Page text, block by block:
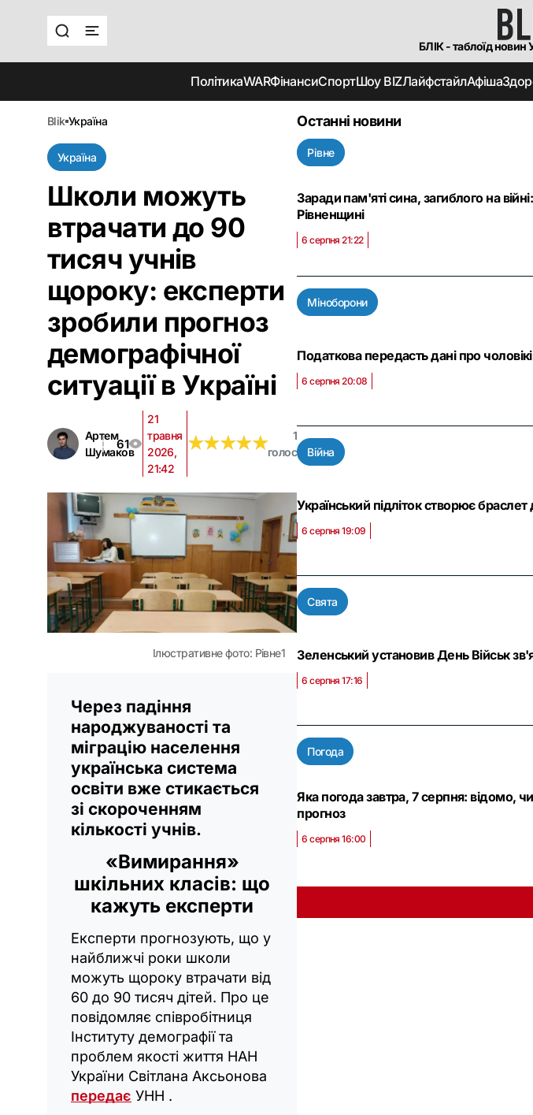
БЛІК - таблоїд новин
ПолітикаWARФінансиСпортШоу BIZЛайфстайлАфіша
blik україна
Україна
Школи можуть
втрачати до 90
тисяч учнів
щороку: експерти
зробили прогноз
демографічної
ситуації в Україні
Артем
Шумаков
61
21
травня
2026,
21:42
★★★★★
★★★★★
1
голос
Ілюстративне фото: Рівне1
Через падіння
народжуваності та
міграцію населення
українська система
освіти вже стикається
зі скороченням
кількості учнів.
«Вимирання»
шкільних класів: що
кажуть експерти
Експерти прогнозують, що у
найближчі роки школи
можуть щороку втрачати від
60 до 90 тисяч дітей. Про це
повідомляє співробітниця
Інституту демографії та
проблем якості життя НАН
України Світлана Аксьонова
передає УНН .
Останні новини
Рівне
Заради пам'яті сина, загиблого на
Рівненщині
6 серпня 21:22
Міноборони
Податкова передасть дані про
6 серпня 20:08
Війна
Український підліток створює
6 серпня 19:09
Свята
Зеленський установив День Військ
6 серпня 17:16
Погода
Яка погода завтра, 7 серпня: відомо,
прогноз
6 серпня 16:00